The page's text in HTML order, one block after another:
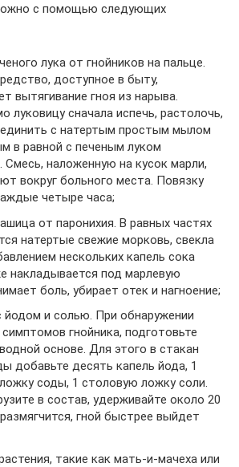
с помощью следующих
лука от гнойников на пальце.
доступное в быту,
вытягивание гноя из нарыва.
луковицу сначала испечь, растолочь,
с натертым простым мылом
в равной с печеным луком
Смесь, наложенную на кусок марли,
вокруг больного места. Повязку
четыре часа;
от паронихия. В равных частях
натертые свежие морковь, свекла
нескольких капель сока
накладывается под марлевую
боль, убирает отек и нагноение;
йодом и солью. При обнаружении
гнойника, подготовьте
основе. Для этого в стакан
добавьте десять капель йода, 1
соды, 1 столовую ложку соли.
в состав, удерживайте около 20
гной быстрее выйдет
такие как мать-и-мачеха или